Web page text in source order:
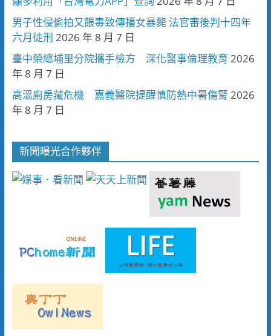
男子性侵偷拍又餵毒致傳播女暴斃 法官審後判十四年
六月徒刑 2026 年 8 月 7 日
臺中榮總埔里分院攜手檢方 深化醫事倫理教育 2026
年 8 月 7 日
高溫廚房藏危機 嘉義醫院提醒慎防熱中暑傷腎 2026
年 8 月 7 日
新聞曝光合作夥伴